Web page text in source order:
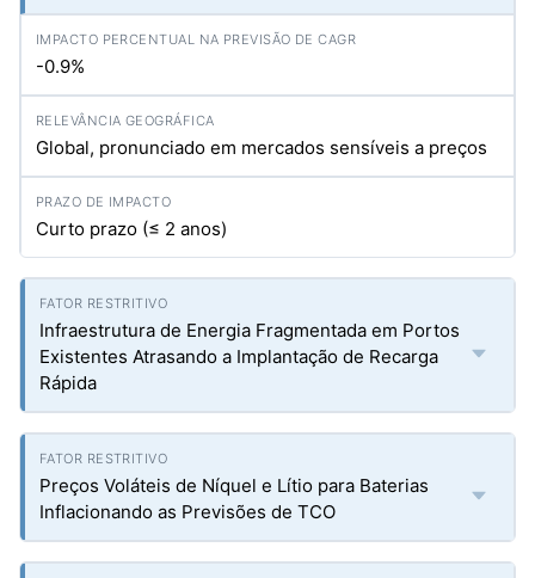
-0.9%
Global, pronunciado em mercados sensíveis a preços
Curto prazo (≤ 2 anos)
Infraestrutura de Energia Fragmentada em Portos
Existentes Atrasando a Implantação de Recarga
Rápida
Preços Voláteis de Níquel e Lítio para Baterias
Inflacionando as Previsões de TCO